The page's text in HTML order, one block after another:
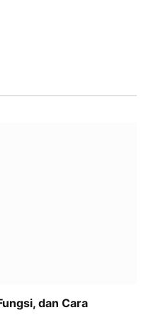
dan Cara